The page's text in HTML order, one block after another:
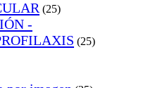
(25)
-
(25)